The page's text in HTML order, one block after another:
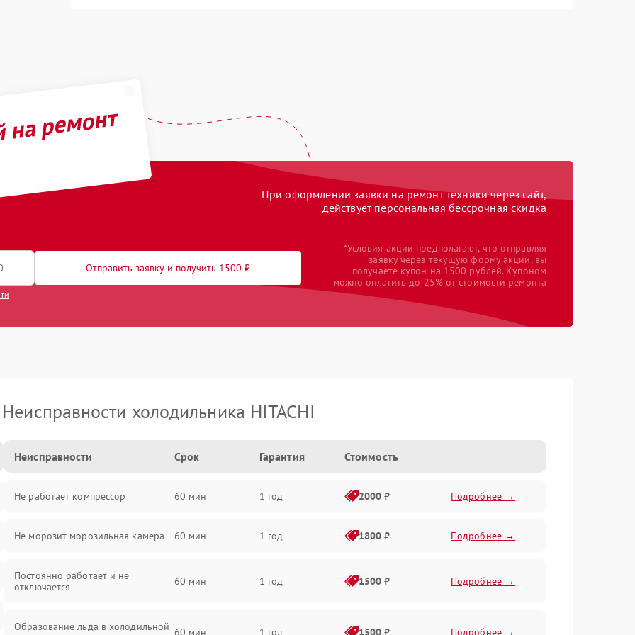
ремонт
При оформлении заявки на ремонт техники через сайт,
действует персональная бессрочная скидка
Отправить заявку и получить 1500 ₽
*Условия акции предполагают, что отправляя
заявку через текущую форму акции, вы
получаете купон на 1500 рублей. Купоном
можно оплатить до 25% от стоимости ремонта
Неисправности холодильника HITACHI
Неисправности Срок Гарантия Стоимость
Не работает компрессор 60 мин 1 год 2000 ₽ Подробнее →
Не морозит морозильная камера 60 мин 1 год 1800 ₽ Подробнее →
Постоянно работает и не
отключается
60 мин 1 год 1500 ₽ Подробнее →
Образование льда в холодильной 60 мин 1 год 1500 ₽ Подробнее →